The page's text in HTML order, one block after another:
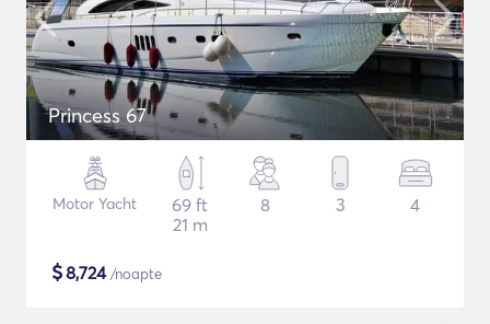
Princess 67
Motor Yacht
69 ft
21 m
8 3 4
$8,724/noapte